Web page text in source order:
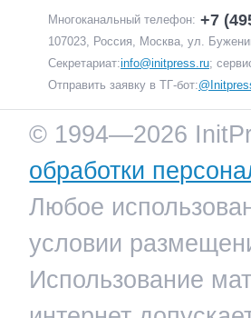
Многоканальный телефон: +7
107023, Россия, Москва, ул.
Секретариат:info@initpress.ru;
Отправить заявку в ТГ-бот:
© 1994—2026
обработки
Любое
условии
Использование